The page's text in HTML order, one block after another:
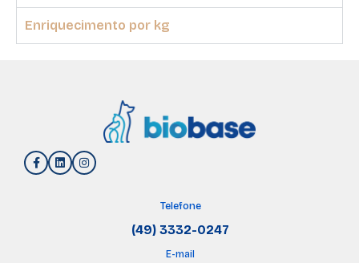
Enriquecimento por kg
Telefone
(49) 3332-0247
E-mail